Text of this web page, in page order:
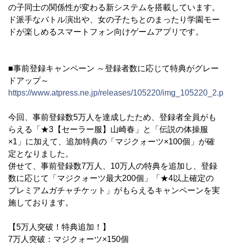
の子同士の関係性が変わる新システムを搭載しています。
ド派手なバトル演出や、女の子たちとのまったり学園モー
ドが楽しめるスマートフォン向けゲームアプリです。
■事前登録キャンペーン ～登録者数に応じて特典がグレー
ドアップ～
https://www.atpress.ne.jp/releases/105220/
今回、事前登録数5万人を達成したため、登録者全員がも
らえる「★3【セーラー服】山崎春」と「伝説の体操服
×1」に加えて、追加特典の「マジクォーツ×100個」が確
定となりました。
併せて、事前登録数7万人、10万人の特典を追加し、登録
数に応じて「マジクォーツ最大200個」「★4以上確定の
プレミアムガチャチケット」がもらえるキャンペーンを実
施しております。
【5万人突破！特典追加！】
7万人突破：マジクォーツ×150個